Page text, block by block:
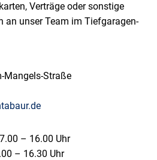
Verträge oder sonstige
an unser Team im Tiefgaragen-
Mangels-Straße
– 16.00 Uhr
– 16.30 Uhr